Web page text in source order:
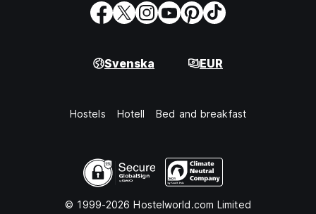
Svenska EUR
Hostels Hotell Bed and breakfast
© 1999-2026 Hostelworld.com Limited